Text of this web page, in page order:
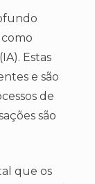
(IA). Estas
e são
de
são
que os